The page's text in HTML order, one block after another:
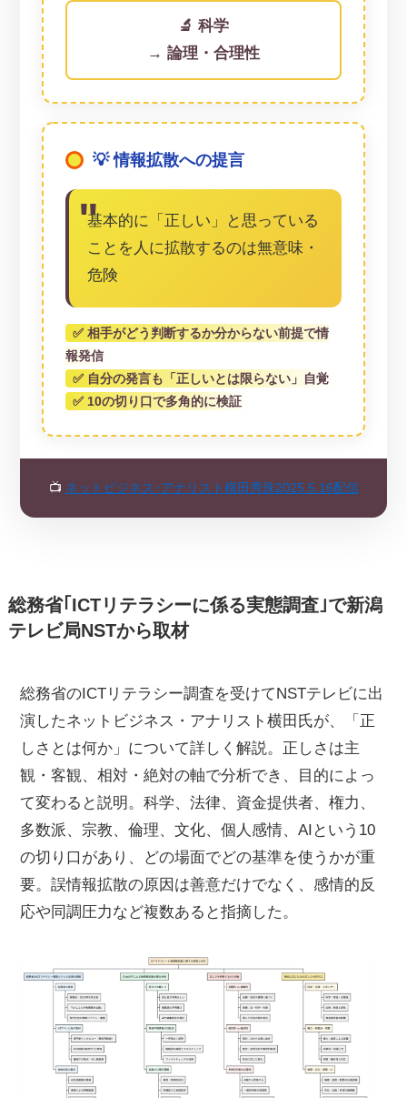
🔬 科学
→ 論理・合理性
💡 情報拡散への提言
基本的に「正しい」と思っている
ことを人に拡散するのは無意味・
危険
✅ 相手がどう判断するか分からない前提で情
報発信
✅ 自分の発言も「正しいとは限らない」自覚
✅ 10の切り口で多角的に検証
📺 ネットビジネス･アナリスト横田秀珠2025.5.16配信
総務省｢ICTリテラシーに係る実態調査｣で新潟
テレビ局NSTから取材
総務省のICTリテラシー調査を受けてNSTテレビに出
演したネットビジネス・アナリスト横田氏が、「正
しさとは何か」について詳しく解説。正しさは主
観・客観、相対・絶対の軸で分析でき、目的によっ
て変わると説明。科学、法律、資金提供者、権力、
多数派、宗教、倫理、文化、個人感情、AIという10
の切り口があり、どの場面でどの基準を使うかが重
要。誤情報拡散の原因は善意だけでなく、感情的反
応や同調圧力など複数あると指摘した。